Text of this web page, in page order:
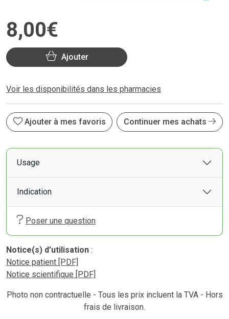
8,00€
Ajouter
Voir les disponibilités dans les pharmacies
Ajouter à mes favoris Continuer mes achats
Usage
Indication
Poser une question
Notice(s) d’utilisation :
Notice patient [PDF]
Notice scientifique [PDF]
Photo non contractuelle - Tous les prix incluent la TVA - Hors
frais de livraison.